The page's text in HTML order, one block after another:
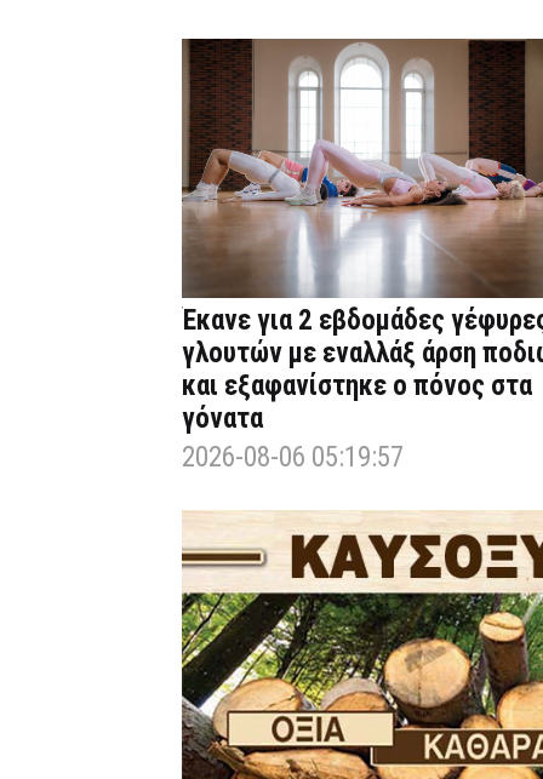
Έκανε για 2 εβδομάδες
γλουτών με εναλλάξ άρση
και εξαφανίστηκε ο πόνος στα
γόνατα
2026-08-06 05:19:57